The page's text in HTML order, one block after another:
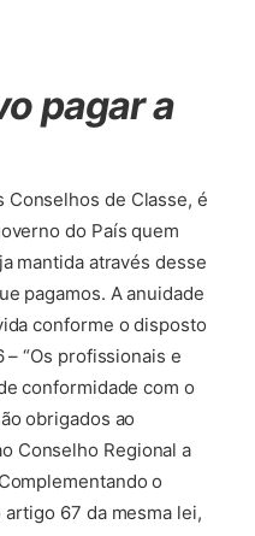
pagar a
Conselhos de Classe, é
do País quem
mantida através desse
pagamos. A anuidade
conforme o disposto
“Os profissionais e
conformidade com o
obrigados ao
Conselho Regional a
o
67 da mesma lei,